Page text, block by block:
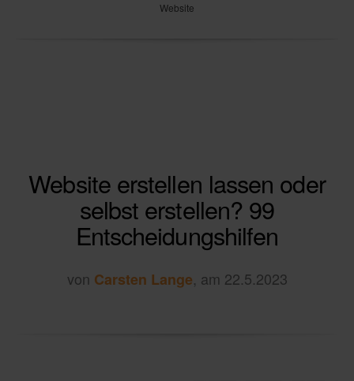
Website
Website erstellen lassen oder
selbst erstellen? 99
Entscheidungshilfen
von Carsten Lange, am 22.5.2023